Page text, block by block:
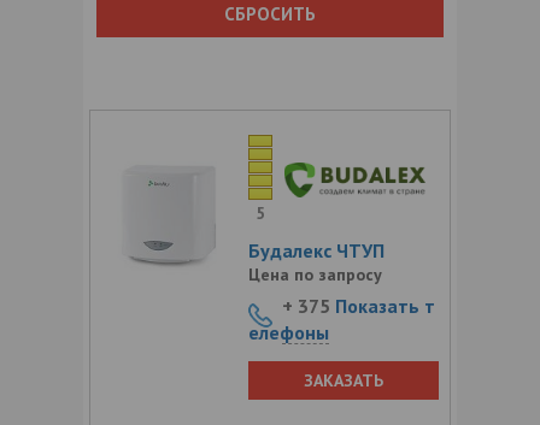
СБРОСИТЬ
5
Будалекс ЧТУП
Цена по запросу
+ 375 Показать т
елефоны
ЗАКАЗАТЬ